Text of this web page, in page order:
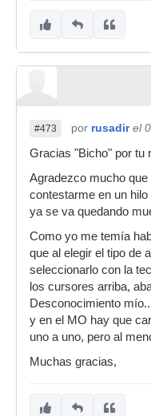
#473 por rusadir el
Gracias "Bicho" por tu
Agradezco mucho
contestarme en un
ya se va quedando
Como yo me temía
que al elegir el tipo de
seleccionarlo con la
los cursores arriba,
Desconocimiento
y en el MO hay que
uno a uno, pero al
Muchas gracias,